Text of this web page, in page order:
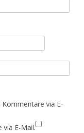
via E-
via E-Mail.